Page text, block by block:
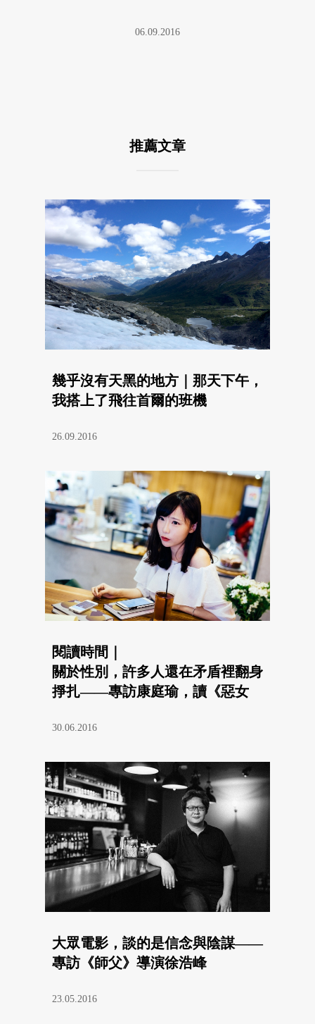
06.09.2016
推薦文章
幾乎沒有天黑的地方｜那天下午，
我搭上了飛往首爾的班機
26.09.2016
閱讀時間｜
關於性別，許多人還在矛盾裡翻身
掙扎——專訪康庭瑜，讀《惡女
30.06.2016
大眾電影，談的是信念與陰謀——
專訪《師父》導演徐浩峰
23.05.2016